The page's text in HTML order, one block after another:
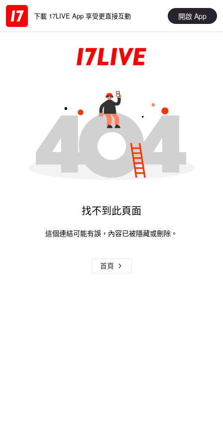
下載 17LIVE App 享受更直接互動 開啟 App
找不到此頁面
這個連結可能有誤，內容已被隱藏或刪除。
首頁